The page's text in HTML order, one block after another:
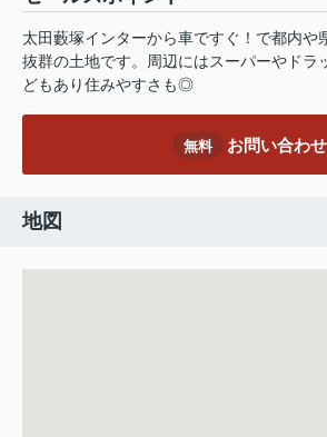
太田藪塚インターから車ですぐ！で都内や
抜群の土地です。周辺にはスーパーやドラ
どもあり住みやすさも◎
無料 お問い合わせ
地図